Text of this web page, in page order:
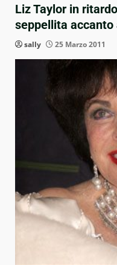
Liz Taylor in
seppellita
sally 25 Marzo 2011